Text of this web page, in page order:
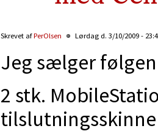
Skrevet afPerOlsen Lørdag d. 3/10/2009 -
Jeg sælger
2 stk.